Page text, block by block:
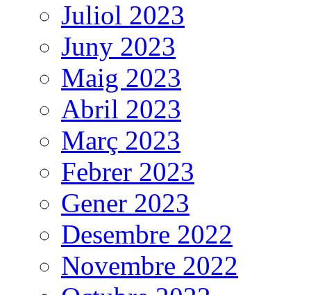
Juliol 2023
Juny 2023
Maig 2023
Abril 2023
Març 2023
Febrer 2023
Gener 2023
Desembre 2022
Novembre 2022